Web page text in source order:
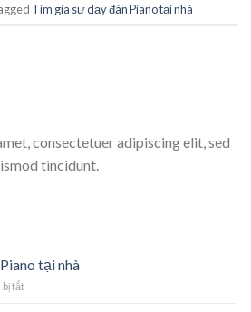
Tìm gia sư dạy đàn Piano tại nhà
consectetuer adipiscing elit, sed
tincidunt.
tại nhà
bị tắtở